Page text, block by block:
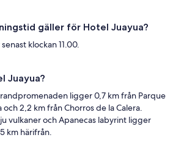
gäller för Hotel Juayua?
klockan 11.00.
Juayua?
ligger 0,7 km från Parque
2,2 km från Chorros de la Calera.
vulkaner och Apanecas labyrint ligger
km härifrån.